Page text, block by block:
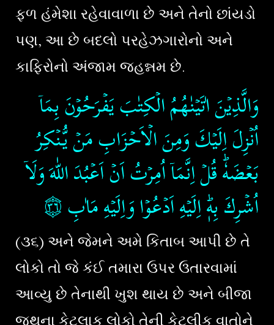
ફળ હંમેશા રહેવાવાળા છે અને તેનો છાંયડો
પણ, આ છે બદલો પરહેઝગારોનો અને
કાફિરોનો અંજામ જહન્નમ છે.
وَالَّذِيۡنَ اٰتَيۡنٰهُمُ الۡكِتٰبَ يَفۡرَحُوۡنَ بِمَاۤ
اُنۡزِلَ اِلَيۡكَ​ وَمِنَ الۡاَحۡزَابِ مَنۡ يُّـنۡكِرُ
بَعۡضَهٗ​ؕ قُلۡ اِنَّمَاۤ اُمِرۡتُ اَنۡ اَعۡبُدَ اللّٰهَ وَلَاۤ
اُشۡرِكَ بِهٖؕ اِلَيۡهِ اَدۡعُوۡا وَاِلَيۡهِ مَاٰبِ‏۝٣٦
(૩૬) અને જેમને અમે કિતાબ આપી છે તે
લોકો તો જે કંઈ તમારા ઉપર ઉતારવામાં
આવ્યુ છે તેનાથી ખુશ થાય છે અને બીજા